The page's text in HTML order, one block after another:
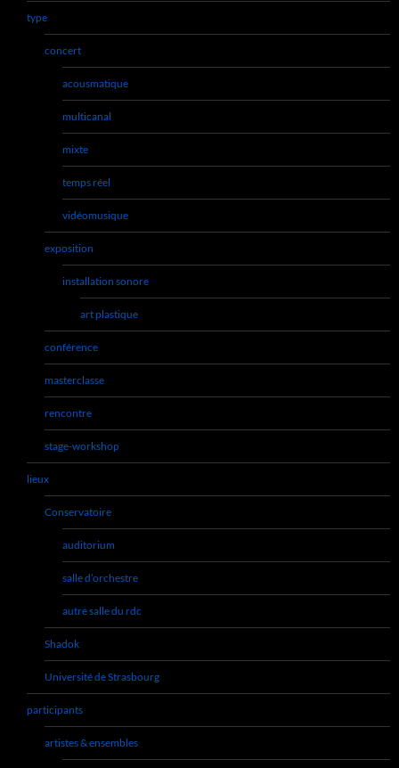
type
concert
acousmatique
multicanal
mixte
temps réel
vidéomusique
exposition
installation sonore
art plastique
conférence
masterclasse
rencontre
stage-workshop
lieux
Conservatoire
auditorium
salle d’orchestre
autre salle du rdc
Shadok
Université de Strasbourg
participants
artistes & ensembles